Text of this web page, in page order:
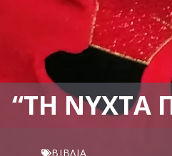
“ΤΗ ΝΎΧΤΑ
ΒΙΒΛΊΑ